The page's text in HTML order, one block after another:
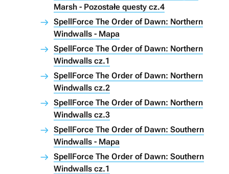
Marsh - Pozostałe questy cz.4
SpellForce The Order of Dawn: Northern
Windwalls - Mapa
SpellForce The Order of Dawn: Northern
Windwalls cz.1
SpellForce The Order of Dawn: Northern
Windwalls cz.2
SpellForce The Order of Dawn: Northern
Windwalls cz.3
SpellForce The Order of Dawn: Southern
Windwalls - Mapa
SpellForce The Order of Dawn: Southern
Windwalls cz.1